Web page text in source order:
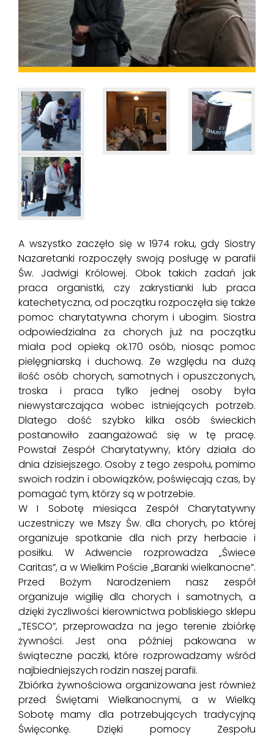
A wszystko zaczęło się w 1974 roku, gdy Siostry
Nazaretanki rozpoczęły swoją posługę w parafii
Św. Jadwigi Królowej. Obok takich zadań jak
praca organistki, czy zakrystianki lub praca
katechetyczna, od początku rozpoczęła się także
pomoc charytatywna chorym i ubogim. Siostra
odpowiedzialna za chorych już na początku
miała pod opieką ok.170 osób, niosąc pomoc
pielęgniarską i duchową. Ze względu na dużą
ilość osób chorych, samotnych i opuszczonych,
troska i praca tylko jednej osoby była
niewystarczająca wobec istniejących potrzeb.
Dlatego dość szybko kilka osób świeckich
postanowiło zaangażować się w tę pracę.
Powstał Zespół Charytatywny, który działa do
dnia dzisiejszego. Osoby z tego zespołu, pomimo
swoich rodzin i obowiązków, poświęcają czas, by
pomagać tym, którzy są w potrzebie.
W I Sobotę miesiąca Zespół Charytatywny
uczestniczy we Mszy Św. dla chorych, po której
organizuje spotkanie dla nich przy herbacie i
posiłku. W Adwencie rozprowadza „Świece
Caritas”, a w Wielkim Poście „Baranki wielkanocne”.
Przed Bożym Narodzeniem nasz zespół
organizuje wigilię dla chorych i samotnych, a
dzięki życzliwości kierownictwa pobliskiego sklepu
„TESCO”, przeprowadza na jego terenie zbiórkę
żywności. Jest ona później pakowana w
świąteczne paczki, które rozprowadzamy wśród
najbiedniejszych rodzin naszej parafii.
Zbiórka żywnościowa organizowana jest również
przed Świętami Wielkanocnymi, a w Wielką
Sobotę mamy dla potrzebujących tradycyjną
Święconkę. Dzięki pomocy Zespołu